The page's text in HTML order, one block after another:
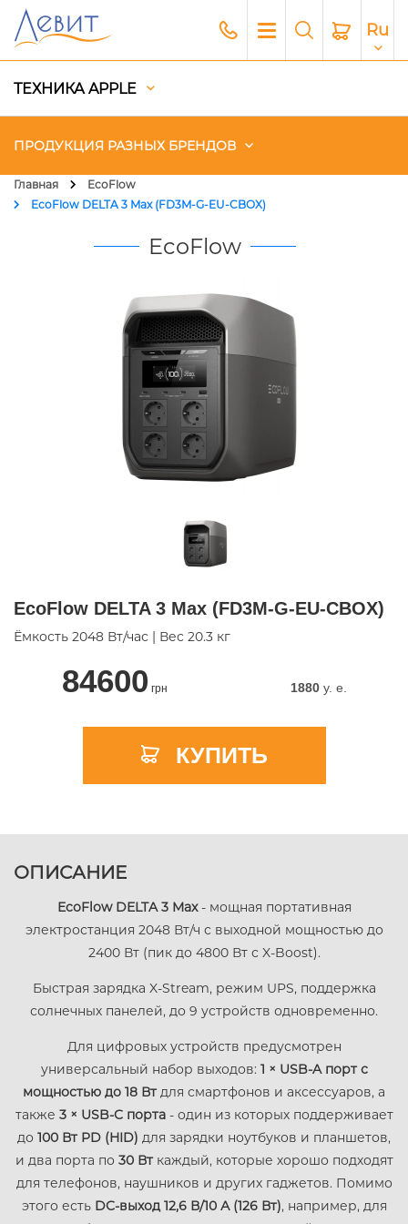
Ru
ТЕХНИКА APPLE
ПРОДУКЦИЯ РАЗНЫХ БРЕНДОВ
Чехлы
Генераторы и Зарядные
Платный сервис Apple
Главная
EcoFlow
EcoFlow DELTA 3 Max (FD3M-G-EU-CBOX)
EcoFlow
EcoFlow DELTA 3 Max (FD3M-G-EU-CBOX)
Ёмкость 2048 Вт/час | Вес 20.3 кг
84600 грн 1880y. e.
КУПИТЬ
ОПИСАНИЕ
EcoFlow DELTA 3 Max- мощная портативная
электростанция 2048 Вт/ч с выходной мощностью до
2400 Вт (пик до 4800 Вт с X-Boost).
Быстрая зарядка X-Stream, режим UPS, поддержка
солнечных панелей, до 9 устройств одновременно.
Для цифровых устройств предусмотрен
универсальный набор выходов: 1 × USB-A порт с
мощностью до 18 Втдля смартфонов и аксессуаров, а
также 3 × USB-C порта- один из которых поддерживает
до 100 Вт PD (HID) для зарядки ноутбуков и планшетов,
и два порта по 30 Вткаждый, которые хорошо подходят
для телефонов, наушников и других гаджетов. Помимо
этого есть DC-выход 12,6 В/10 А (126 Вт), например, для